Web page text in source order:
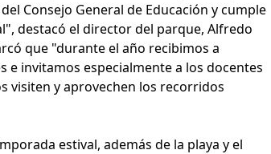
Consejo General de Educación y cumple
destacó el director del parque, Alfredo
que "durante el año recibimos a
e invitamos especialmente a los docentes
visiten y aprovechen los recorridos
estival, además de la playa y el